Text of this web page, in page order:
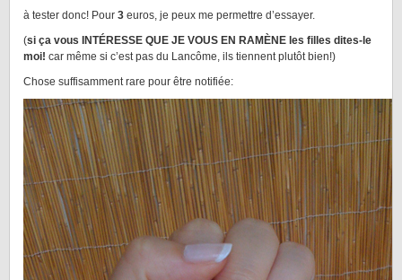
à tester donc! Pour 3 euros, je peux me permettre d’essayer.
(si ça vous INTÉRESSE QUE JE VOUS EN RAMÈNE les filles dites-le
moi! car même si c’est pas du Lancôme, ils tiennent plutôt bien!)
Chose suffisamment rare pour être notifiée: